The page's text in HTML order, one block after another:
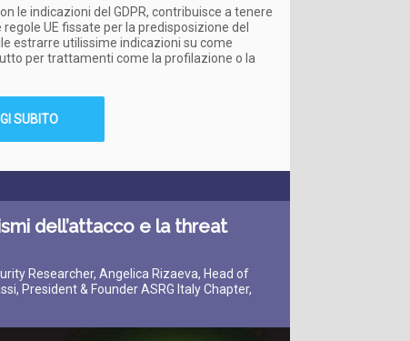
le indicazioni del GDPR, contribuisce a tenere
UE fissate per la predisposizione del
estrarre utilissime indicazioni su come
per trattamenti come la profilazione o la
SUBITO
dell’attacco e la threat
Researcher, Angelica Rizaeva, Head of
President & Founder ASRG Italy Chapter,